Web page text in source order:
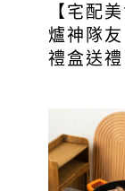
【宅配
爐神隊
禮盒送禮